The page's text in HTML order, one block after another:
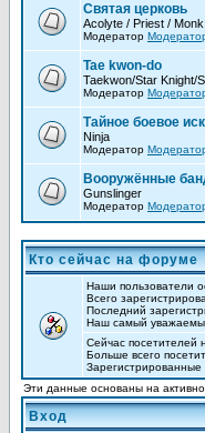
Святая церковь
Acolyte / Priest / Monk
Модератор
Tae kwon-do
Taekwon/Star Knight/
Модератор
Тайное боевое
Ninja
Модератор
Вооружённые
Gunslinger
Модератор
Кто сейчас на форуме
Наши пользователи
Всего
Последний
Наш самый
Сейчас посетителей
Больше всего
Зарегистрированные
Эти данные основаны на
Вход